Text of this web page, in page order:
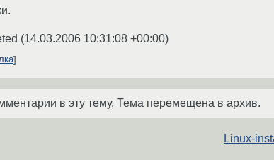
(14.03.2006 10:31:08 +00:00)
в эту тему. Тема перемещена в архив.
Linux-